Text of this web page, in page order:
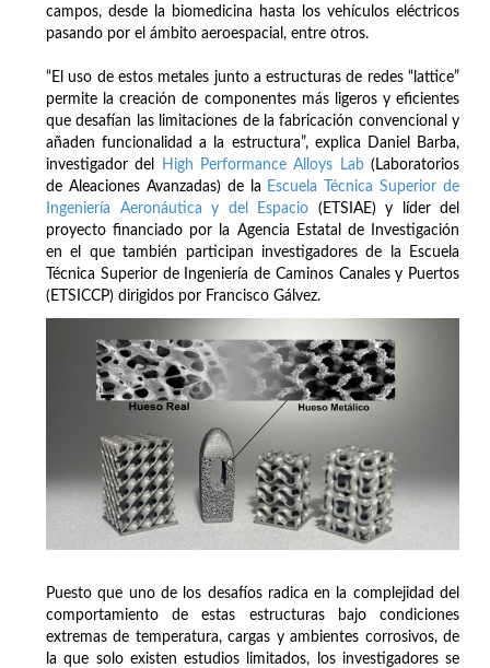
campos, desde la biomedicina hasta los vehículos eléctricos
pasando por el ámbito aeroespacial, entre otros.
“El uso de estos metales junto a estructuras de redes “lattice”
permite la creación de componentes más ligeros y eficientes
que desafían las limitaciones de la fabricación convencional y
añaden funcionalidad a la estructura”, explica Daniel Barba,
investigador del
High Performance Alloys Lab(Laboratorios
de Aleaciones Avanzadas) de la Escuela Técnica Superior de
Ingeniería Aeronáutica y del Espacio (ETSIAE) y líder del
proyecto financiado por la Agencia Estatal de Investigación
en el que también participan investigadores de la Escuela
Técnica Superior de Ingeniería de Caminos Canales y Puertos
(ETSICCP) dirigidos por Francisco Gálvez.
Puesto que uno de los desafíos radica en la complejidad del
comportamiento de estas estructuras bajo condiciones
extremas de temperatura, cargas y ambientes corrosivos, de
la que solo existen estudios limitados, los investigadores se